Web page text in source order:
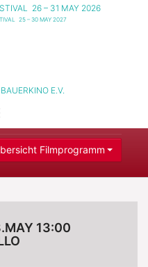
26 – 31 MAY 2026
25 – 30 MAY 2027
E.V.
Filmprogramm
13:00